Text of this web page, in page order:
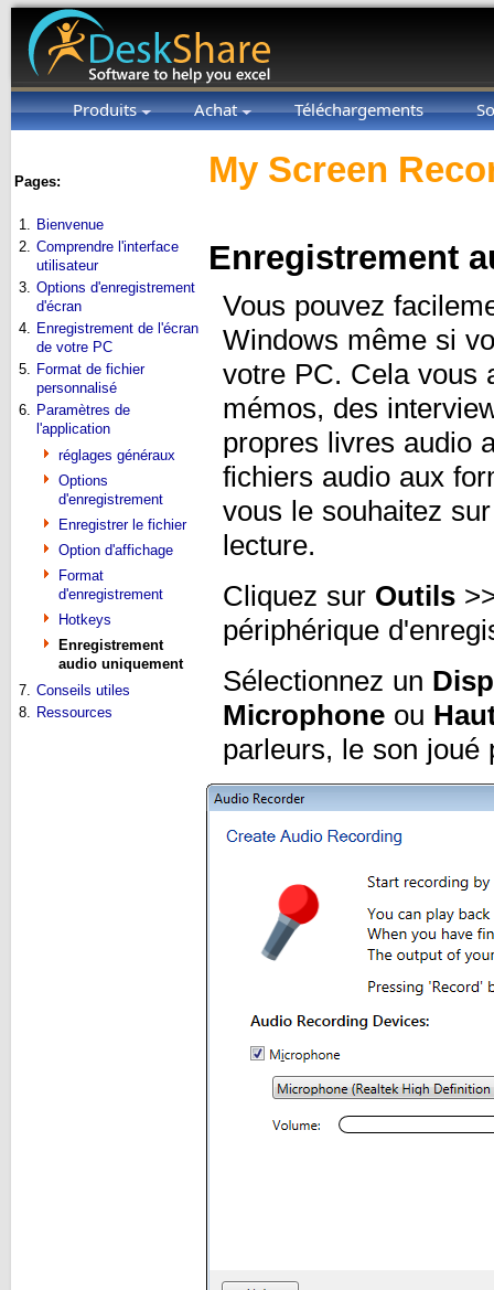
Produits Achat Téléchargements
Pages:
1. Bienvenue
2. Comprendre l'interface
utilisateur
3. Options d'enregistrement
d'écran
4. Enregistrement de l'écran
de votre PC
5. Format de fichier
personnalisé
6. Paramètres de
l'application
réglages généraux
Options
d'enregistrement
Enregistrer le fichier
Option d'affichage
Format
d'enregistrement
Hotkeys
Enregistrement
audio uniquement
7. Conseils utiles
8. Ressources
My Screen
Enregistrement
Vous pouvez
Windows même si
votre PC. Cela vous
mémos, des
propres livres audio
fichiers audio aux
vous le souhaitez
lecture.
Cliquez sur Outils
périphérique
Sélectionnez un
Microphone ou
parleurs, le son